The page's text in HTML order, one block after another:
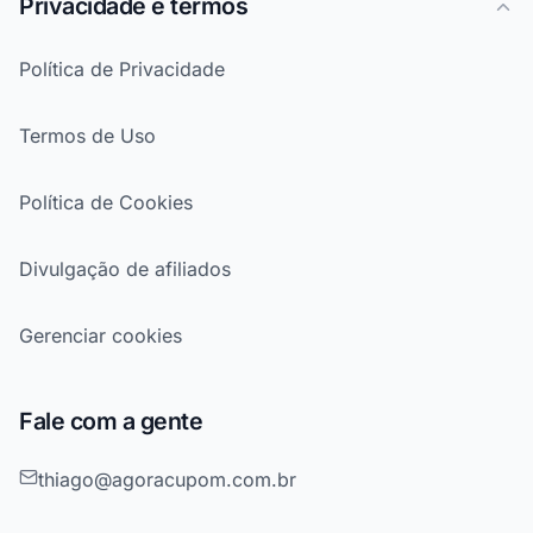
Privacidade e termos
Política de Privacidade
Termos de Uso
Política de Cookies
Divulgação de afiliados
Gerenciar cookies
Fale com a gente
thiago@agoracupom.com.br